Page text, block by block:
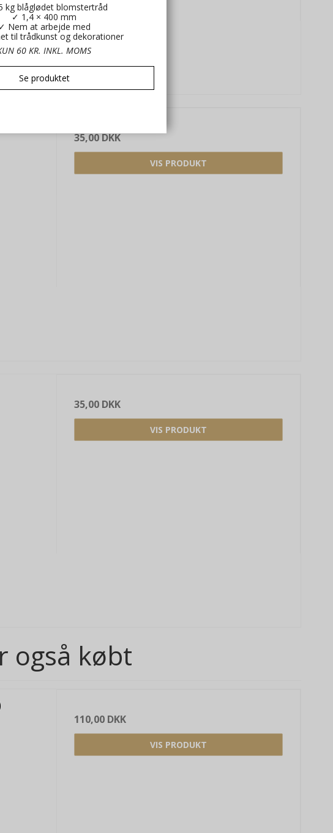
35,00 DKK
VIS PRODUKT
35,00 DKK
VIS PRODUKT
også købt
110,00 DKK
VIS PRODUKT
kg blåglødet blomstertråd
✓ 1,4 × 400 mm
✓ Nem at arbejde med
til trådkunst og dekorationer
60 KR. INKL. MOMS
Se produktet